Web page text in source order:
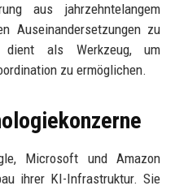
aus jahrzehntelangem
Auseinandersetzungen zu
dient als Werkzeug, um
zu ermöglichen.
Microsoft und Amazon
ihrer KI-Infrastruktur. Sie